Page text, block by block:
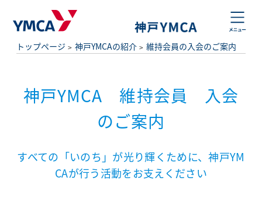
トップページ 神戸YMCAの紹介 維持会員の入会のご案内
神戸YMCA 維持会員 入会
のご案内
すべての「いのち」が光り輝くために、神戸YM
CAが行う活動をお支えください